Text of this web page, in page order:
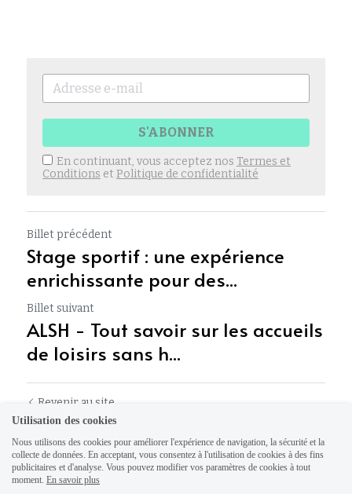
S'ABONNER
En continuant, vous acceptez nos Termes et
Conditions et Politique de confidentialité
Billet précédent
Stage sportif : une expérience
enrichissante pour des...
Billet suivant
ALSH - Tout savoir sur les accueils
de loisirs sans h...
Revenir au site
Utilisation des cookies
Nous utilisons des cookies pour améliorer l'expérience de navigation, la sécurité et la
collecte de données. En acceptant, vous consentez à l'utilisation de cookies à des fins
publicitaires et d'analyse. Vous pouvez modifier vos paramètres de cookies à tout
moment. En savoir plus